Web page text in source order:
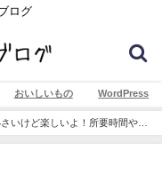
ログ
おいしいもの WordPress
いけど楽しいよ！所要時間や中